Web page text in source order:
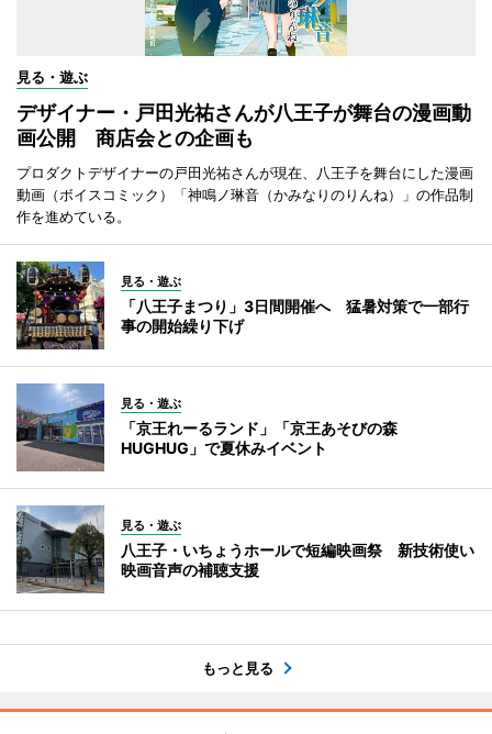
見る・遊ぶ
デザイナー・戸田光祐さんが八王子が舞台の漫画動
画公開 商店会との企画も
プロダクトデザイナーの戸田光祐さんが現在、八王子を舞台にした漫画
動画（ボイスコミック）「神鳴ノ琳音（かみなりのりんね）」の作品制
作を進めている。
見る・遊ぶ
「八王子まつり」3日間開催へ 猛暑対策で一部行
事の開始繰り下げ
見る・遊ぶ
「京王れーるランド」「京王あそびの森
HUGHUG」で夏休みイベント
見る・遊ぶ
八王子・いちょうホールで短編映画祭 新技術使い
映画音声の補聴支援
もっと見る